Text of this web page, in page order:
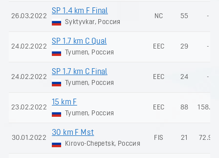
26.03.2022
SP 1.4 km F Final
Syktyvkar, Россия
NC 55 -
24.02.2022
SP 1.7 km C Qual
Tyumen, Россия
EEC 29 -
24.02.2022
SP 1.7 km C Final
Tyumen, Россия
EEC 24 -
23.02.2022
15 km F
Tyumen, Россия
EEC 88 158.19
30.01.2022
30 km F Mst
Kirovo-Chepetsk, Россия
FIS 21 72.99